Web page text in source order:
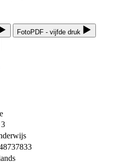
FotoPDF - vijfde druk